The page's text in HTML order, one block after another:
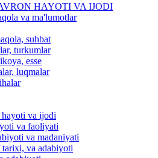
HAYOTI VA IJODI
va ma'lumotlar
suhbat
turkumlar
esse
luqmalar
va ijodi
va faoliyati
va madaniyati
tarixi, va adabiyoti